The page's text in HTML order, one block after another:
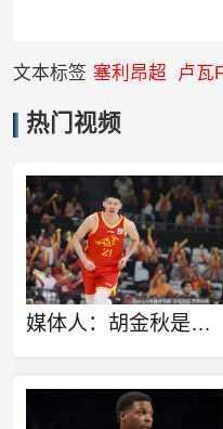
文本标签 塞利昂超 卢瓦
热门视频
媒体人：胡金秋是否会离队还不确定 广厦收到一些报价 且金额不低